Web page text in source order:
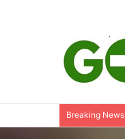
Breaking News